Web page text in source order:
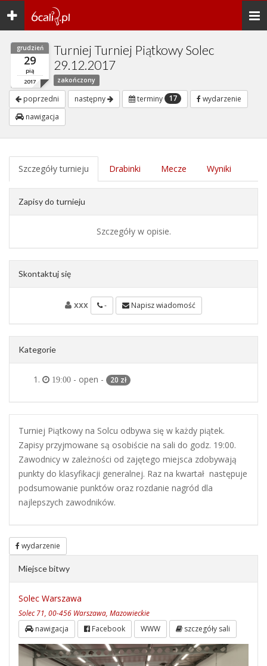
Toggle
navigation
grudzień
29
pią
2017
Turniej Turniej Piątkowy Solec
29.12.2017
zakończony
poprzedni następny terminy 17
wydarzenie
nawigacja
Szczegóły turnieju Drabinki Mecze Wyniki
Zapisy do turnieju
Szczegóły w opisie.
Skontaktuj się
xxx - Napisz wiadomość
Kategorie
19:00 - open - 20 zł
Turniej Piątkowy na Solcu odbywa się w każdy piątek.
Zapisy przyjmowane są osobiście na sali do godz. 19:00.
Zawodnicy w zależności od zajętego miejsca zdobywają
punkty do klasyfikacji generalnej. Raz na kwartał następuje
podsumowanie punktów oraz rozdanie nagród dla
najlepszych zawodników.
wydarzenie
Miejsce bitwy
Solec Warszawa
Solec 71, 00-456 Warszawa, Mazowieckie
nawigacja Facebook WWW szczegóły sali